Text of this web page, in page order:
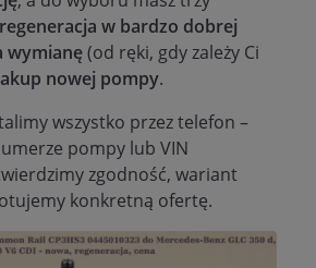
regeneracja w bardzo dobrej
wymianę(od ręki, gdy zależy Ci
nowej pompy.
wszystko przez telefon –
pompy lub VIN
zgodność, wariant
konkretną ofertę.